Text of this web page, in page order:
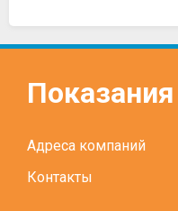
Показания
Адреса компаний
Контакты